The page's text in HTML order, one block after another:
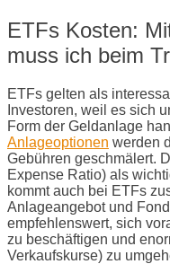
ETFs Kosten:
muss ich beim
ETFs gelten als
Investoren, weil es sich
Form der Geldanlage
Anlageoptionen werden
Gebühren geschmälert.
Expense Ratio) als
kommt auch bei ETFs
Anlageangebot und
empfehlenswert, sich
zu beschäftigen und
Verkaufskurse) zu